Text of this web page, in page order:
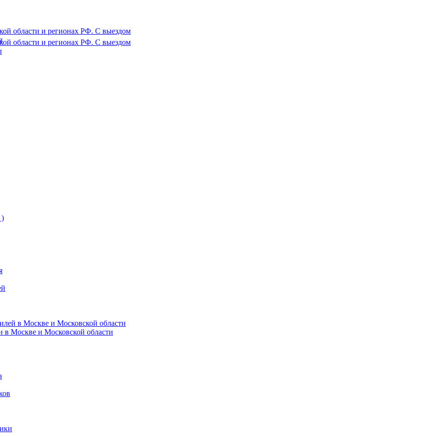
области и регионах РФ. С выездом
области и регионах РФ. С выездом
)
в Москве и Московской области
в Москве и Московской области